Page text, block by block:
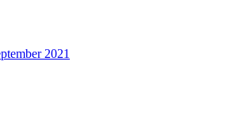
2021